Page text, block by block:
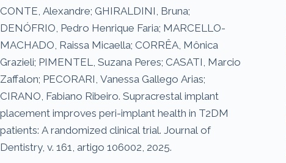
CONTE, Alexandre; GHIRALDINI, Bruna;
DENÓFRIO, Pedro Henrique Faria; MARCELLO-
MACHADO, Raissa Micaella; CORRÊA, Mônica
Grazieli; PIMENTEL, Suzana Peres; CASATI, Marcio
Zaffalon; PECORARI, Vanessa Gallego Arias;
CIRANO, Fabiano Ribeiro. Supracrestal implant
placement improves peri-implant health in T2DM
patients: A randomized clinical trial. Journal of
Dentistry, v. 161, artigo 106002, 2025.